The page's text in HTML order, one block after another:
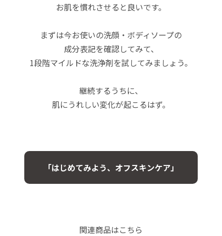
お肌を慣れさせると良いです。
まずは今お使いの洗顔・ボディソープの
成分表記を確認してみて、
1段階マイルドな洗浄剤を試してみましょう。
継続するうちに、
肌にうれしい変化が起こるはず。
「はじめてみよう、オフスキンケア」
関連商品はこちら